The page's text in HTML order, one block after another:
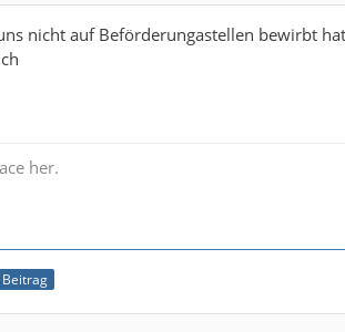
nicht auf Beförderungastellen bewirbt
her.